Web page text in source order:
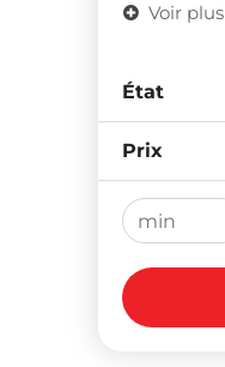
Voir plus
État
Prix